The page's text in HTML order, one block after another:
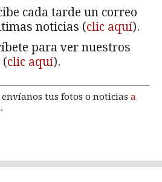
cada tarde un correo
noticias (clic aquí).
para ver nuestros
(clic aquí).
envíanos tus fotos o noticias a
.